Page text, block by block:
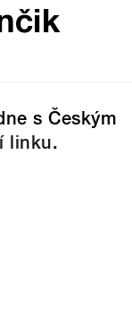
s Českým
linku.